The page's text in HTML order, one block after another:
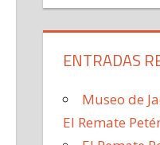
ENTRADAS
Museo de
El Remate